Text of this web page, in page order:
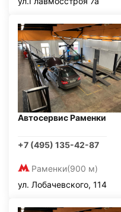
Автосервис Раменки
+7 (495) 135-42-87
Раменки(900 м)
ул. Лобачевского, 114